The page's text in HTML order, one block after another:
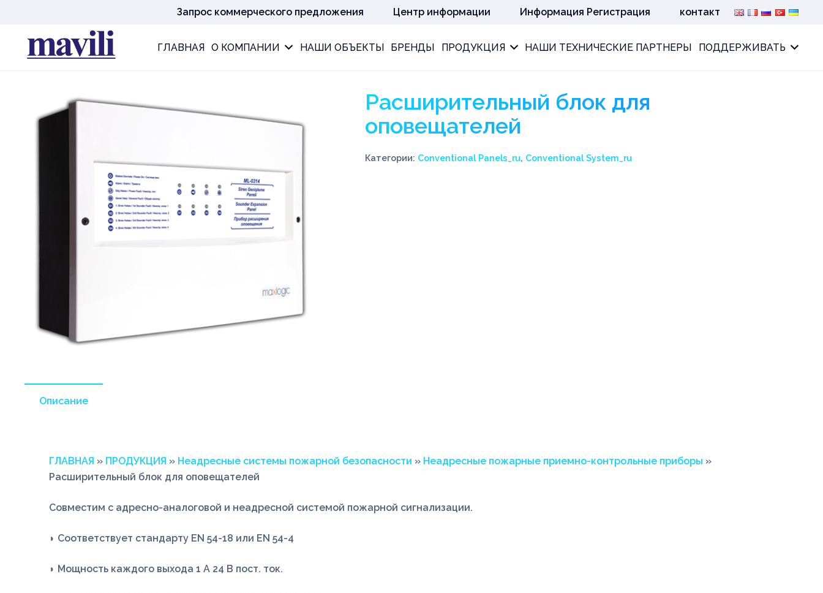
Запрос коммерческого предложения Центр информации Информация Регистрация контакт
ГЛАВНАЯ О КОМПАНИИ НАШИ ОБЪЕКТЫ БРЕНДЫ ПРОДУКЦИЯ НАШИ ТЕХНИЧЕСКИЕ ПАРТНЕРЫ ПОДДЕРЖИВАТЬ
Расширительный блок для
оповещателей
Категории: Conventional Panels_ru, Conventional System_ru
Описание
ГЛАВНАЯ » ПРОДУКЦИЯ » Неадресные системы пожарной безопасности » Неадресные пожарные приемно-контрольные приборы »
Расширительный блок для оповещателей
Совместим с адресно-аналоговой и неадресной системой пожарной сигнализации.
◗ Соответствует стандарту EN 54-18 или EN 54-4
◗ Мощность каждого выхода 1 А 24 В пост. ток.